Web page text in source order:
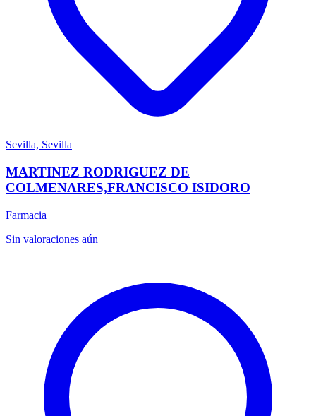
Sevilla, Sevilla
MARTINEZ RODRIGUEZ DE
COLMENARES,FRANCISCO ISIDORO
Farmacia
Sin valoraciones aún